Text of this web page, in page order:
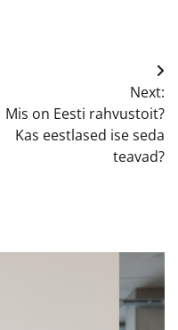
Next:
Mis on Eesti rahvustoit?
Kas eestlased ise seda
teavad?